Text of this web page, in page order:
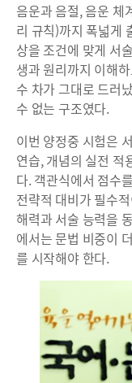
음운과 음절, 음운 체
리 규칙)까지 폭넓게
상을 조건에 맞게 서
생과 원리까지 이해
수 차가 그대로 드러
수 없는 구조였다.
이번 양정중 시험은
연습, 개념의 실전 적
다. 객관식에서 점수
전략적 대비가 필수
해력과 서술 능력을
에서는 문법 비중이
를 시작해야 한다.